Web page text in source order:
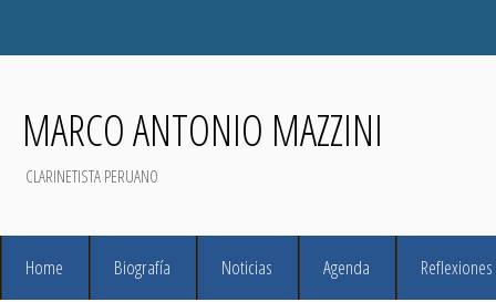
MARCO ANTONIO MAZZINI
CLARINETISTA PERUANO
Home Biografía Noticias Agenda Reflexiones